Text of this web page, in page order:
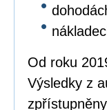
Od roku
Výsledky z